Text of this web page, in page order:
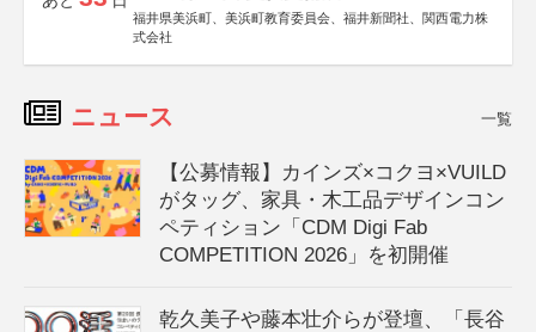
福井県美浜町、美浜町教育委員会、福井新聞社、関西電力株
式会社
ニュース 一覧
【公募情報】カインズ×コクヨ×VUILD
がタッグ、家具・木工品デザインコン
ペティション「CDM Digi Fab
COMPETITION 2026」を初開催
乾久美子や藤本壮介らが登壇、「長谷